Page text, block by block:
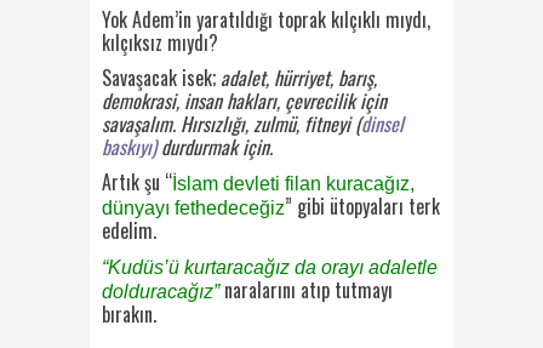
Yok Adem’in yaratıldığı toprak kılçıklı mıydı,
kılçıksız mıydı?
Savaşacak isek; adalet, hürriyet, barış,
demokrasi, insan hakları, çevrecilik için
savaşalım. Hırsızlığı, zulmü, fitneyi (dinsel
baskıyı)durdurmak için.
Artık şu “ İslam devleti filan kuracağız,
dünyayı fethedeceğiz” gibi ütopyaları terk
edelim.
“Kudüs’ü kurtaracağız da orayı adaletle
dolduracağız”naralarını atıp tutmayı
bırakın.